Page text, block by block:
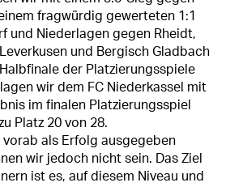
fragwürdig gewerteten 1:1
und Niederlagen gegen Rheidt,
und Bergisch Gladbach
der Platzierungsspiele
wir dem FC Niederkassel mit
im finalen Platzierungsspiel
Platz 20 von 28.
vorab als Erfolg ausgegeben
wir jedoch nicht sein. Das Ziel
ist es, auf diesem Niveau und